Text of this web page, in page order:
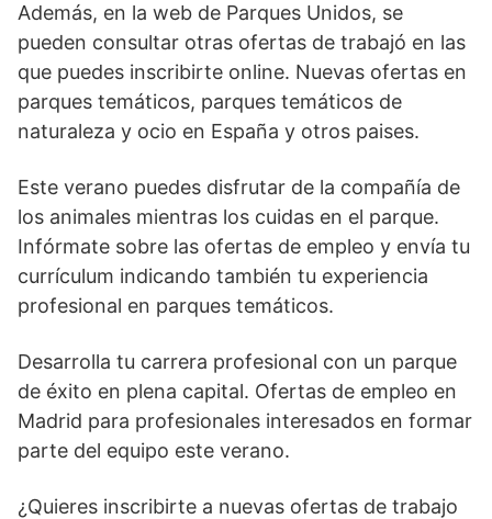
Además, en la web de Parques Unidos, se
pueden consultar otras ofertas de trabajó en las
que puedes inscribirte online. Nuevas ofertas en
parques temáticos, parques temáticos de
naturaleza y ocio en España y otros paises.
Este verano puedes disfrutar de la compañía de
los animales mientras los cuidas en el parque.
Infórmate sobre las ofertas de empleo y envía tu
currículum indicando también tu experiencia
profesional en parques temáticos.
Desarrolla tu carrera profesional con un parque
de éxito en plena capital. Ofertas de empleo en
Madrid para profesionales interesados en formar
parte del equipo este verano.
¿Quieres inscribirte a nuevas ofertas de trabajo